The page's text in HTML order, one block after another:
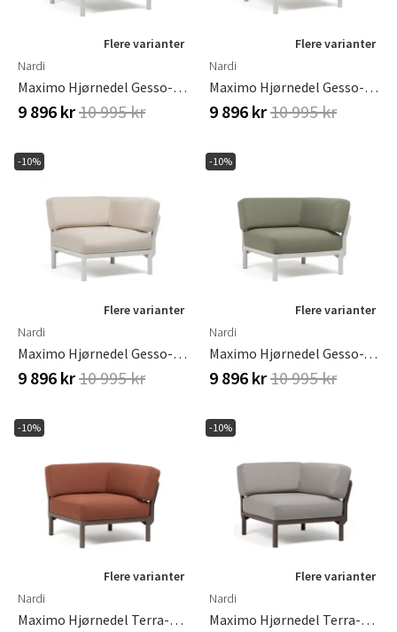
Flere varianter
Nardi
Maximo Hjørnedel Gesso-Cannella
9 896 kr10 995 kr
Flere varianter
Nardi
Maximo Hjørnedel Gesso-Lava
9 896 kr10 995 kr
-10%
Flere varianter
Nardi
Maximo Hjørnedel Gesso-Perla
9 896 kr10 995 kr
-10%
Flere varianter
Nardi
Maximo Hjørnedel Gesso-Timo
9 896 kr10 995 kr
-10%
Flere varianter
Nardi
Maximo Hjørnedel Terra-Cannella
-10%
Flere varianter
Nardi
Maximo Hjørnedel Terra-Lava